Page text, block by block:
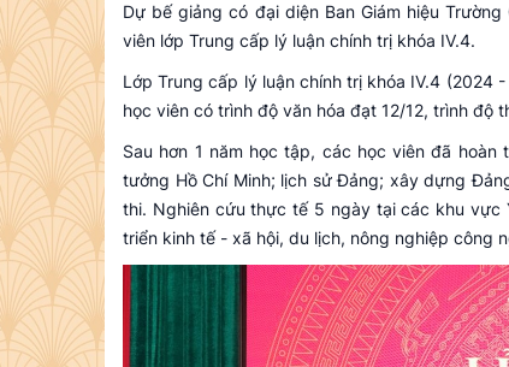
Dự bế giảng có đại diện Ban Giám hiệu
viên lớp Trung cấp lý luận chính trị khóa IV.4.
Lớp Trung cấp lý luận chính trị khóa IV.4 (2024
học viên có trình độ văn hóa đạt 12/12, trình độ
Sau hơn 1 năm học tập, các học viên đã
tưởng Hồ Chí Minh; lịch sử Đảng; xây dựng
thi. Nghiên cứu thực tế 5 ngày tại các khu vực
triển kinh tế - xã hội, du lịch, nông nghiệp công